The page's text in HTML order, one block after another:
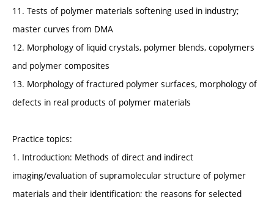
11. Tests of polymer materials softening used in industry;
master curves from DMA
12. Morphology of liquid crystals, polymer blends, copolymers
and polymer composites
13. Morphology of fractured polymer surfaces, morphology of
defects in real products of polymer materials
Practice topics:
1. Introduction: Methods of direct and indirect
imaging/evaluation of supramolecular structure of polymer
materials and their identification; the reasons for selected